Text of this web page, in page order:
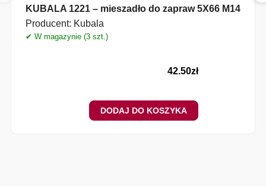
KUBALA 1221 – mieszadło do zapraw 5X66 M14
Producent: Kubala
✔ W magazynie (3 szt.)
42.50zł
DODAJ DO KOSZYKA